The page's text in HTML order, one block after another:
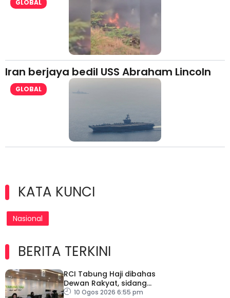
GLOBAL
Iran berjaya bedil USS Abraham Lincoln
GLOBAL
KATA KUNCI
Nasional
BERITA TERKINI
RCI Tabung Haji dibahas
Dewan Rakyat, sidang
khas teliti penemuan dan
10 Ogos 2026 6:55 pm